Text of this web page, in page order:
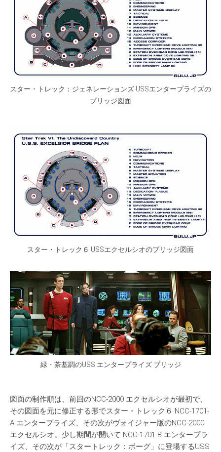
スター・トレック：ジェネレーションズ USSエンタープライズの
ブリッジ図面
スター・トレック６ USSエクセルシオのブリッジ図面
緑・茶基調のUSS エンタープライズ ブリッジ
図面の制作順は、前回のNCC-2000 エクセルシオが最初で、
その図面を元に修正する形でスター・トレック６ NCC-1701-
A エンタープライズ、その次がヴォイジャー版のNCC-2000
エクセルシオ。少し期間が開いて NCC-1701-B エンタープラ
イズ、その次が「スタートレック：ボーグ」に登場するUSS